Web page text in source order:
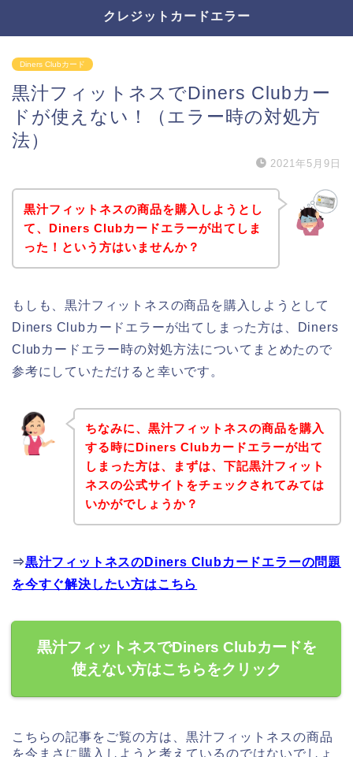
クレジットカードエラー
Diners Clubカード
黒汁フィットネスでDiners Clubカー
ドが使えない！（エラー時の対処方
法）
2021年5月9日
黒汁フィットネスの商品を購入しようとし
て、Diners Clubカードエラーが出てしま
った！という方はいませんか？
もしも、黒汁フィットネスの商品を購入しようとして
Diners Clubカードエラーが出てしまった方は、Diners
Clubカードエラー時の対処方法についてまとめたので
参考にしていただけると幸いです。
ちなみに、黒汁フィットネスの商品を購入
する時にDiners Clubカードエラーが出て
しまった方は、まずは、下記黒汁フィット
ネスの公式サイトをチェックされてみては
いかがでしょうか？
⇒黒汁フィットネスのDiners Clubカードエラーの問題
を今すぐ解決したい方はこちら
黒汁フィットネスでDiners Clubカードを
使えない方はこちらをクリック
こちらの記事をご覧の方は、黒汁フィットネスの商品
を今まさに購入しようと考えているのではないでしょ